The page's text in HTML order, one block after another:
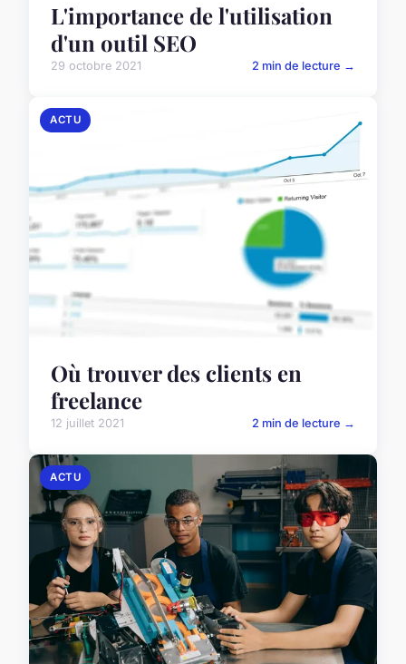
L'importance de l'utilisation
d'un outil SEO
29 octobre 2021 2 min de lecture →
ACTU
Où trouver des clients en
freelance
12 juillet 2021 2 min de lecture →
ACTU